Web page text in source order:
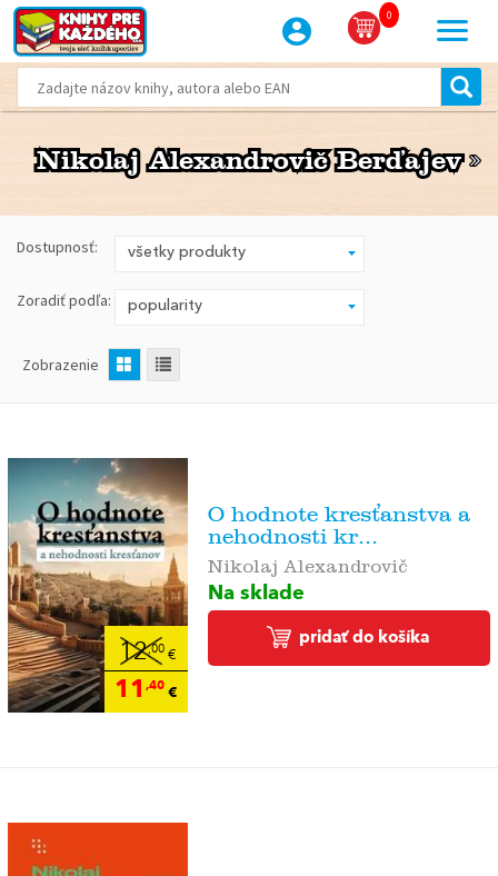
0
Nikolaj Alexandrovič Berďajev
Nikolaj Alexandrovič Berďajev
Dostupnosť:
Zoradiť podľa:
Zobrazenie
12,00€
11 ,40€
O hodnote kresťanstva a
nehodnosti kr...
Nikolaj Alexandrovič
Na sklade
pridať do košíka